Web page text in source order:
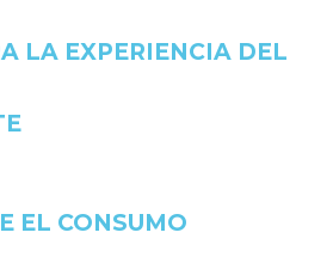
LA EXPERIENCIA DEL
EL CONSUMO